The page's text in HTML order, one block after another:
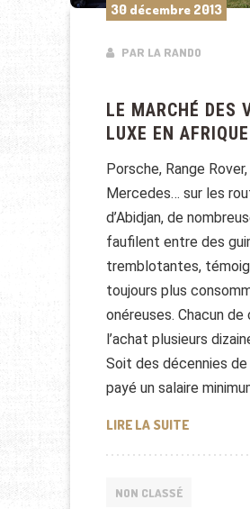
30 décembre 2013
PAR LA RANDO
LE MARCHÉ DES
LUXE EN AFRIQUE
Porsche, Range
Mercedes… sur les
d’Abidjan, de
faufilent entre des
tremblotantes,
toujours plus
onéreuses. Chacun
l’achat plusieurs
Soit des décennies
payé un salaire
LIRE LA SUITELE
NON CLASSÉ